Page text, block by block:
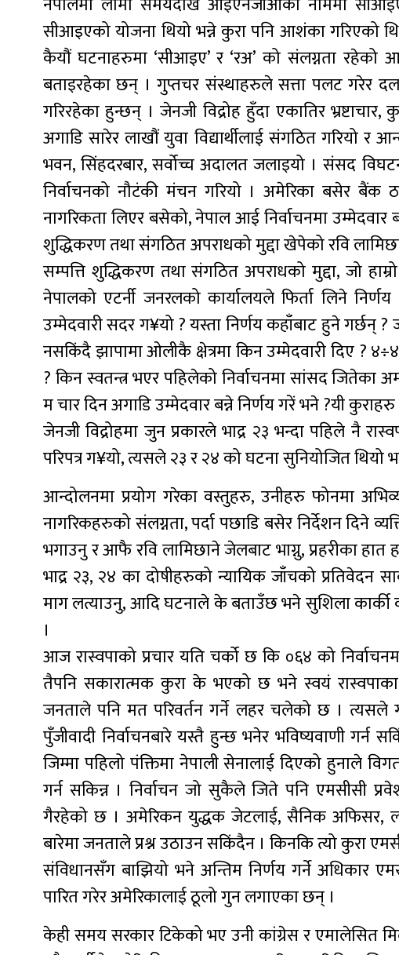
सीआइएको योजना थियो भन्ने कुरा पनि आशंका गरिएको
कैयौं घटनाहरुमा ‘सीआइए’ र ‘रअ’ को संलग्नता रहेको
बताइरहेका छन् । गुप्तचर संस्थाहरुले सत्ता पलट गरेर
गरिरहेका हुन्छन् । जेनजी विद्रोह हुँदा एकातिर
अगाडि सारेर लाखौं युवा विद्यार्थीलाई संगठित गरियो
भवन, सिंहदरबार, सर्वोच्च अदालत जलाइयो । संसद
निर्वाचनको नौटंकी मंचन गरियो । अमेरिका बसेर बैंक
नागरिकता लिएर बसेको, नेपाल आई निर्वाचनमा
शुद्धिकरण तथा संगठित अपराधको मुद्दा खेपेको रवि
सम्पत्ति शुद्धिकरण तथा संगठित अपराधको मुद्दा, जो
नेपालको एटर्नी जनरलको कार्यालयले फिर्ता लिने
उम्मेदवारी सदर ग¥यो ? यस्ता निर्णय कहाँबाट हुने गर्छन्
नसकिंदै झापामा ओलीकै क्षेत्रमा किन उम्मेदवारी दिए ?
? किन स्वतन्त्र भएर पहिलेको निर्वाचनमा सांसद जितेका
म चार दिन अगाडि उम्मेदवार बन्ने निर्णय गरें भने ?यी
जेनजी विद्रोहमा जुन प्रकारले भाद्र २३ भन्दा पहिले नै
परिपत्र ग¥यो, त्यसले २३ र २४ को घटना सुनियोजित थियो
आन्दोलनमा प्रयोग गरेका वस्तुहरु, उनीहरु फोनमा
नागरिकहरुको संलग्नता, पर्दा पछाडि बसेर निर्देशन दिने
भगाउनु र आफै रवि लामिछाने जेलबाट भाग्नु, प्रहरीका
भाद्र २३, २४ का दोषीहरुको न्यायिक जाँचको प्रतिवेदन
माग लत्याउनु, आदि घटनाले के बताउँछ भने सुशिला कार्की
।
आज रास्वपाको प्रचार यति चर्को छ कि ०६४ को
तैपनि सकारात्मक कुरा के भएको छ भने स्वयं रास्वपाका
जनताले पनि मत परिवर्तन गर्ने लहर चलेको छ । त्यसले
पुँजीवादी निर्वाचनबारे यस्तै हुन्छ भनेर भविष्यवाणी गर्न
जिम्मा पहिलो पंक्तिमा नेपाली सेनालाई दिएको हुनाले
गर्न सकिन्न । निर्वाचन जो सुकैले जिते पनि एमसीसी
गैरहेको छ । अमेरिकन युद्धक जेटलाई, सैनिक अफिसर,
बारेमा जनताले प्रश्न उठाउन सकिंदैन । किनकि त्यो कुरा
संविधानसँग बाझियो भने अन्तिम निर्णय गर्ने अधिकार
पारित गरेर अमेरिकालाई ठूलो गुन लगाएका छन् ।
केही समय सरकार टिकेको भए उनी कांग्रेस र एमालेसित